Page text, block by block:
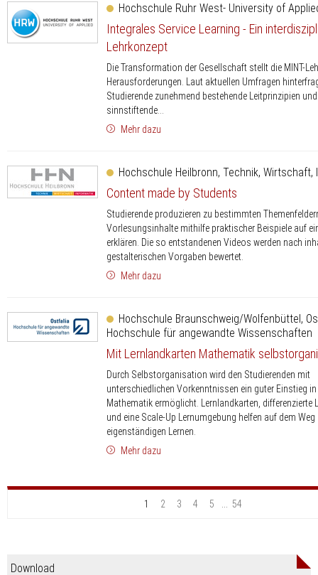
Hochschule Ruhr West- University of
Integrales Service Learning - Ein
Lehrkonzept
Die Transformation der Gesellschaft stellt die MINT-
Herausforderungen. Laut aktuellen Umfragen
Studierende zunehmend bestehende Leitprinzipien
sinnstiftende...
Mehr dazu
Hochschule Heilbronn, Technik, Wirtschaft,
Content made by Students
Studierende produzieren zu bestimmten
Vorlesungsinhalte mithilfe praktischer Beispiele auf
erklären. Die so entstandenen Videos werden nach
gestalterischen Vorgaben bewertet.
Mehr dazu
Hochschule Braunschweig/Wolfenbüttel,
Hochschule für angewandte Wissenschaften
Mit Lernlandkarten Mathematik
Durch Selbstorganisation wird den Studierenden mit
unterschiedlichen Vorkenntnissen ein guter Einstieg in
Mathematik ermöglicht. Lernlandkarten, differenzierte
und eine Scale-Up Lernumgebung helfen auf dem Weg
eigenständigen Lernen.
Mehr dazu
1 2 3 4 5 54
Download